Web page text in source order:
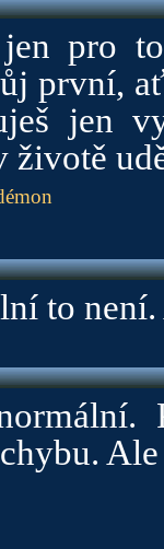
pro
první,
jen
životě
to